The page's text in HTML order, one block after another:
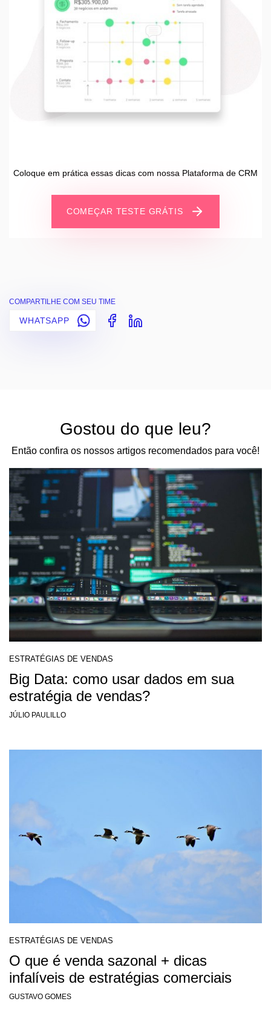
Coloque em prática essas dicas com nossa Plataforma de CRM
COMEÇAR TESTE GRÁTIS
COMPARTILHE COM SEU TIME
WHATSAPP
Gostou do que leu?
Então confira os nossos artigos recomendados para você!
ESTRATÉGIAS DE VENDAS
Big Data: como usar dados em sua
estratégia de vendas?
JÚLIO PAULILLO
ESTRATÉGIAS DE VENDAS
O que é venda sazonal + dicas
infalíveis de estratégias comerciais
GUSTAVO GOMES